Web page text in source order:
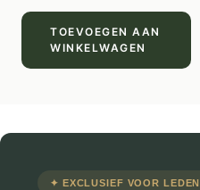
TOEVOEGEN AAN
WINKELWAGEN
✦ EXCLUSIEF VOOR LEDEN